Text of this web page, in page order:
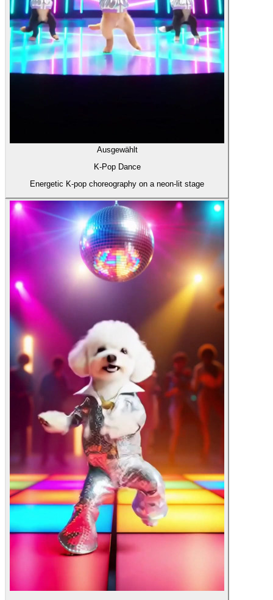
Ausgewählt
K-Pop Dance
Energetic K-pop choreography on a neon-lit stage